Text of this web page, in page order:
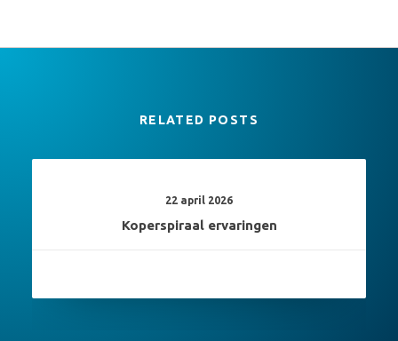
RELATED POSTS
22 april 2026
Koperspiraal ervaringen